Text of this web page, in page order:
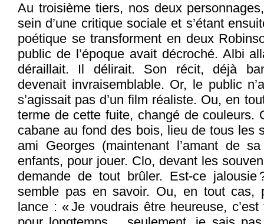
Au troisième tiers, nos deux
sein d’une critique sociale et s’étant
poétique se transforment en deux
public de l’époque avait décroché. Albi
déraillait. Il délirait. Son récit, déjà
devenait invraisemblable. Or, le public
s’agissait pas d’un film réaliste. Ou, en
terme de cette fuite, changé de couleurs.
cabane au fond des bois, lieu de tous les
ami Georges (maintenant l’amant de
enfants, pour jouer. Clo, devant les
demande de tout brûler. Est-ce
semble pas en savoir. Ou, en tout
lance : « Je voudrais être heureuse,